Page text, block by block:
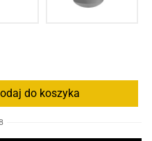
do koszyka